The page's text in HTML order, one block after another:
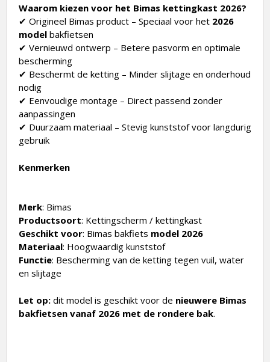
Waarom kiezen voor het Bimas kettingkast 2026?
✔ Origineel Bimas product – Speciaal voor het 2026
model bakfietsen
✔ Vernieuwd ontwerp – Betere pasvorm en optimale
bescherming
✔ Beschermt de ketting – Minder slijtage en onderhoud
nodig
✔ Eenvoudige montage – Direct passend zonder
aanpassingen
✔ Duurzaam materiaal – Stevig kunststof voor langdurig
gebruik
Kenmerken
Merk: Bimas
Productsoort: Kettingscherm / kettingkast
Geschikt voor: Bimas bakfiets model 2026
Materiaal: Hoogwaardig kunststof
Functie: Bescherming van de ketting tegen vuil, water
en slijtage
Let op: dit model is geschikt voor de nieuwere Bimas
bakfietsen vanaf 2026 met de rondere bak.